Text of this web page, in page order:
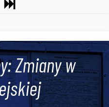
Zmiany w